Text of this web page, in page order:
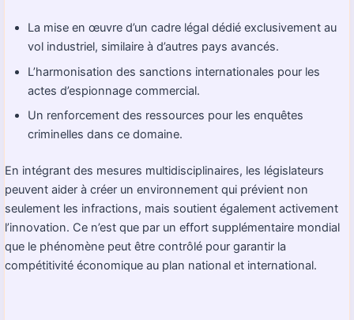
La mise en œuvre d’un cadre légal dédié exclusivement au
vol industriel, similaire à d’autres pays avancés.
L’harmonisation des sanctions internationales pour les
actes d’espionnage commercial.
Un renforcement des ressources pour les enquêtes
criminelles dans ce domaine.
En intégrant des mesures multidisciplinaires, les législateurs
peuvent aider à créer un environnement qui prévient non
seulement les infractions, mais soutient également activement
l’innovation. Ce n’est que par un effort supplémentaire mondial
que le phénomène peut être contrôlé pour garantir la
compétitivité économique au plan national et international.